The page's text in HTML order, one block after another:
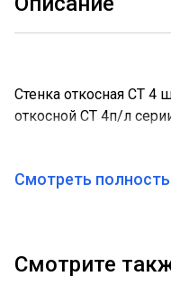
Стенка откосная СТ 4
откосной СТ 4п/л
Смотреть
Смотрите